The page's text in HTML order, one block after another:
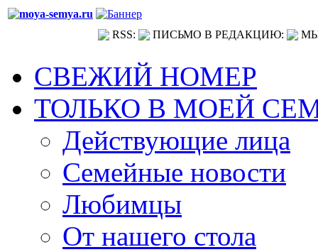
RSS: ПИСЬМО В РЕДАКЦИЮ:
СВЕЖИЙ НОМЕР
ТОЛЬКО В МОЕЙ
Действующие лица
Семейные новости
Любимцы
От нашего стола